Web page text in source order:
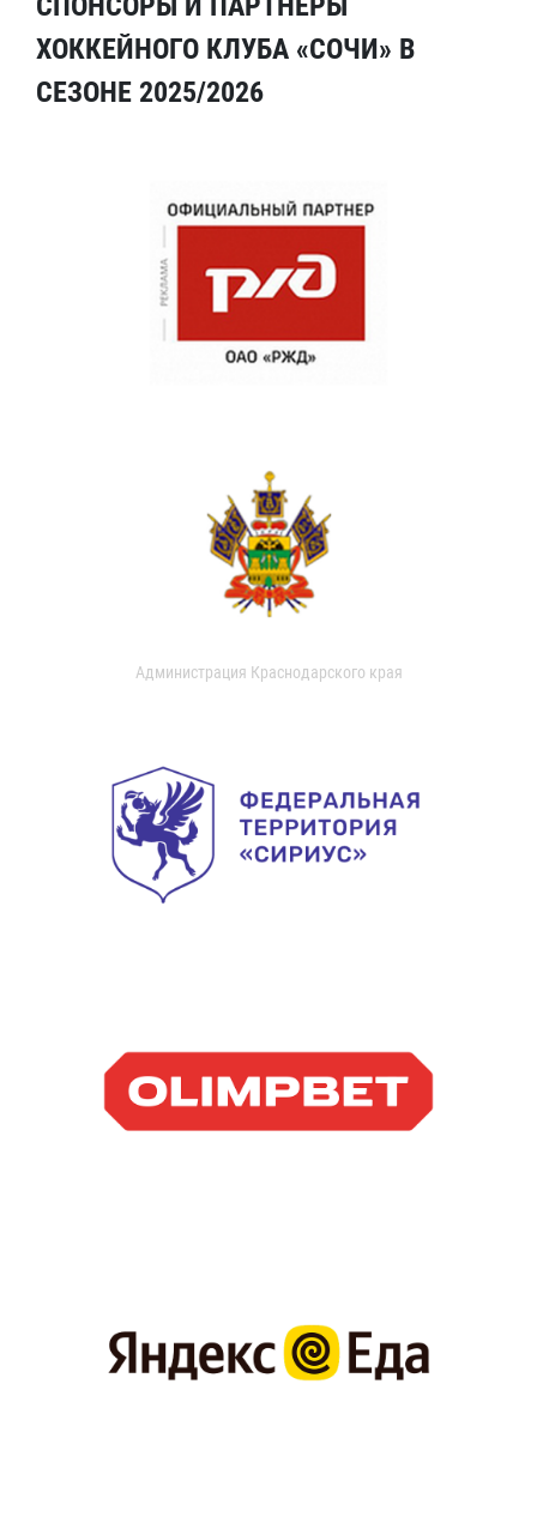
ХОККЕЙНОГО КЛУБА «СОЧИ» В
СЕЗОНЕ 2025/2026
Администрация Краснодарского края